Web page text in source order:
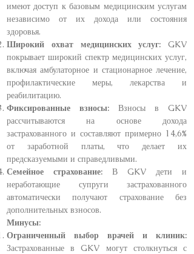
имеют доступ к базовым медицинским услугам
независимо от их дохода или состояния
здоровья.
Широкий охват медицинских услуг: GKV
покрывает широкий спектр медицинских услуг,
включая амбулаторное и стационарное лечение,
профилактические меры, лекарства и
реабилитацию.
Фиксированные взносы: Взносы в GKV
рассчитываются на основе дохода
застрахованного и составляют примерно 14,6%
от заработной платы, что делает их
предсказуемыми и справедливыми.
Семейное страхование: В GKV дети и
неработающие супруги застрахованного
автоматически получают страхование без
дополнительных взносов.
Минусы:
Ограниченный выбор врачей и клиник:
Застрахованные в GKV могут столкнуться с